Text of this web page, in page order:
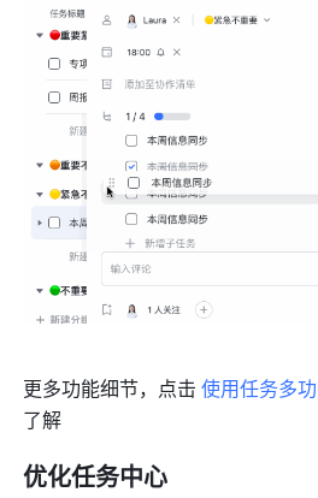
更多功能细节，点击 使用任务多
了解
优化任务中心